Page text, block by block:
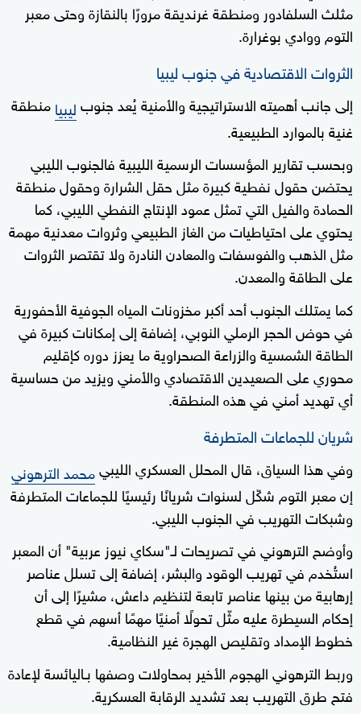
مثلث السلفادور ومنطقة غرنديقة مرورًا بالنقازة وحتى معبر
التوم ووادي بوغرارة.
الثروات الاقتصادية في جنوب ليبيا
إلى جانب أهميته الاستراتيجية والأمنية يُعد جنوبليبيامنطقة
غنية بالموارد الطبيعية.
وبحسب تقارير المؤسسات الرسمية الليبية فالجنوب الليبي
يحتضن حقول نفطية كبيرة مثل حقل الشرارة وحقول منطقة
الحمادة والفيل التي تمثل عمود الإنتاج النفطي الليبي، كما
يحتوي على احتياطيات من الغاز الطبيعي وثروات معدنية مهمة
مثل الذهب والفوسفات والمعادن النادرة ولا تقتصر الثروات
على الطاقة والمعدن.
كما يمتلك الجنوب أحد أكبر مخزونات المياه الجوفية الأحفورية
في حوض الحجر الرملي النوبي، إضافة إلى إمكانات كبيرة في
الطاقة الشمسية والزراعة الصحراوية ما يعزز دوره كإقليم
محوري على الصعيدين الاقتصادي والأمني ويزيد من حساسية
أي تهديد أمني في هذه المنطقة.
شريان للجماعات المتطرفة
وفي هذا السياق، قال المحلل العسكري الليبيمحمد الترهوني
إن معبر التوم شكّل لسنوات شريانًا رئيسيًا للجماعات المتطرفة
وشبكات التهريب في الجنوب الليبي.
وأوضح الترهوني في تصريحات لـ"سكاي نيوز عربية" أن المعبر
استُخدم في تهريب الوقود والبشر، إضافة إلى تسلل عناصر
إرهابية من بينها عناصر تابعة لتنظيم داعش، مشيرًا إلى أن
إحكام السيطرة عليه مثّل تحولًا أمنيًا مهمًا أسهم في قطع
خطوط الإمداد وتقليص الهجرة غير النظامية.
وربط الترهوني الهجوم الأخير بمحاولات وصفها بـاليائسة لإعادة
فتح طرق التهريب بعد تشديد الرقابة العسكرية.